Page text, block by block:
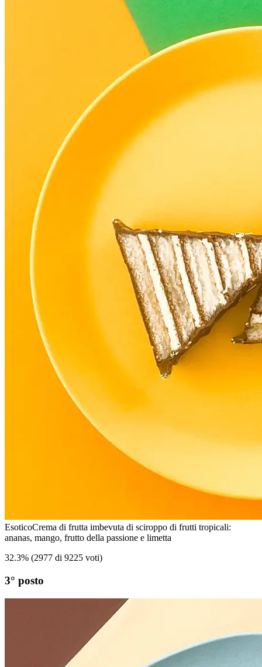
EsoticoCrema di frutta imbevuta di sciroppo di frutti tropicali:
ananas, mango, frutto della passione e limetta
32.3% (2977 di 9225 voti)
3° posto